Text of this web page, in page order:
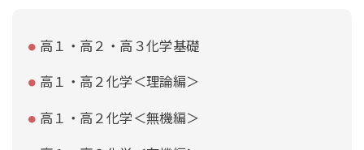
高１・高２・高３化学基礎
高１・高２化学＜理論編＞
高１・高２化学＜無機編＞